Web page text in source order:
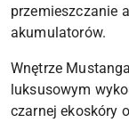
przemieszczanie
akumulatorów.
Wnętrze
luksusowym
czarnej ekoskóry